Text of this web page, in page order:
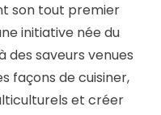
son tout premier
initiative née du
des saveurs venues
façons de cuisiner,
et créer